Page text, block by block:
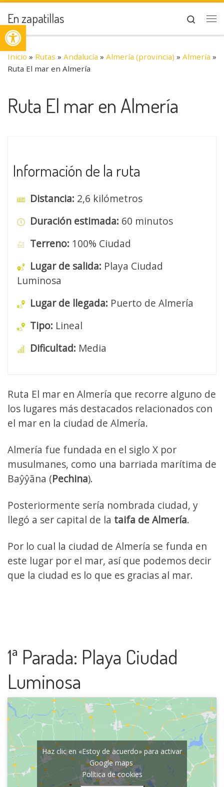
Abrir barra de herramientas
Saltar al contenido
En zapatillas
Search
Inicio » Rutas » Andalucía » Almería (provincia) » Almería »
Ruta El mar en Almería
Ruta El mar en Almería
Información de la ruta
Distancia: 2,6 kilómetros
Duración estimada: 60 minutos
Terreno: 100% Ciudad
Lugar de salida: Playa Ciudad
Luminosa
Lugar de llegada: Puerto de Almería
Tipo: Lineal
Dificultad: Media
Ruta El mar en Almería que recorre alguno de
los lugares más destacados relacionados con
el mar en la ciudad de Almería.
Almería fue fundada en el siglo X por
musulmanes, como una barriada marítima de
Baŷŷāna (Pechina).
Posteriormente sería nombrada ciudad, y
llegó a ser capital de la taifa de Almería.
Por lo cual la ciudad de Almería se funda en
este lugar por el mar, así que podemos decir
que la ciudad es lo que es gracias al mar.
1ª Parada: Playa Ciudad
Luminosa
Haz clic en «Estoy de acuerdo» para activar
Google maps
Política de cookies